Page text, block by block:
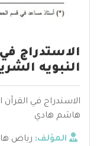
الاستدراج
النبويه
الاستدراج في
هاشم هادي
المؤلف: رياض